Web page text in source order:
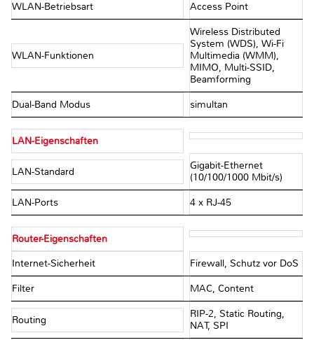
WLAN-Betriebsart Access Point
WLAN-Funktionen
Wireless Distributed
System (WDS), Wi-Fi
Multimedia (WMM),
MIMO, Multi-SSID,
Beamforming
Dual-Band Modus simultan
LAN-Eigenschaften
LAN-Standard
Gigabit-Ethernet
(10/100/1000 Mbit/s)
LAN-Ports 4 x RJ-45
Router-Eigenschaften
Internet-Sicherheit Firewall, Schutz vor DoS
Filter MAC, Content
Routing
RIP-2, Static Routing,
NAT, SPI